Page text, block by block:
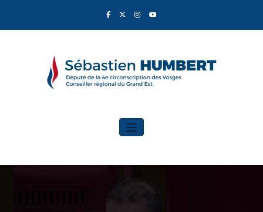
contenu
Sébastien Humbert